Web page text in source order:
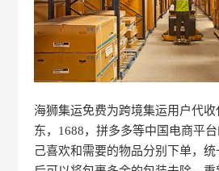
海狮集运免费为跨境集运用户代
东，1688，拼多多等中国电商平
己喜欢和需要的物品分别下单，